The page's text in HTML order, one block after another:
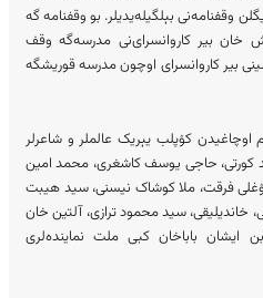
۱۵۷۰ ییللرده یازیگلن وقفنامه‌نی بېلگیله‌یدیلر. بو وقفنامه گه
خان بیر کاروانسرای‌نی مدرسه‌گه وقف
بیر کاروانسرای اوچون مدرسه قوریشگه
کۉپلب یېریک عالملر و شاعرلر
حاجی یوسف کاشغری، محمد امین
فرقت، ملا کوشاک نیسنی، سید هیبت
سید محمود ترازی، آلتین خان
ایشان باباخان کبی ملت نماینده‌لری